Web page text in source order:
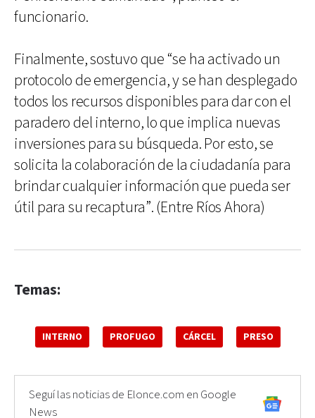
funcionario.
Finalmente, sostuvo que “se ha activado un
protocolo de emergencia, y se han desplegado
todos los recursos disponibles para dar con el
paradero del interno, lo que implica nuevas
inversiones para su búsqueda. Por esto, se
solicita la colaboración de la ciudadanía para
brindar cualquier información que pueda ser
útil para su recaptura”. (Entre Ríos Ahora)
Temas:
INTERNO PROFUGO CÁRCEL PRESO
Seguí las noticias de Elonce.com en Google
News